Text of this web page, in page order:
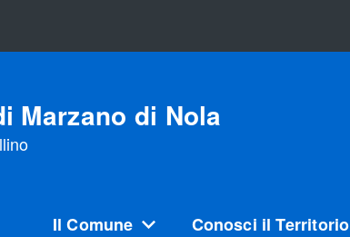
Marzano di Nola
Il Comune Conosci il Territorio